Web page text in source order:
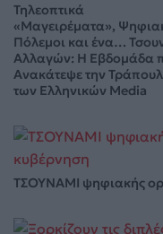
Τηλεοπτικά
«Μαγειρέματα»,
Πόλεμοι και ένα…
Αλλαγών: Η Εβδομάδα
Ανακάτεψε την
των Ελληνικών Media
ΤΣΟΥΝΑΜΙ ψηφιακής